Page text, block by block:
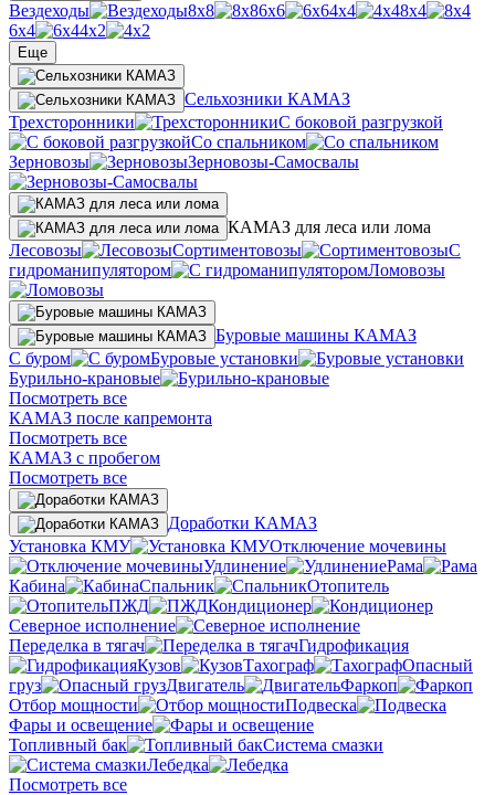
Вездеходы
8х8 6х6 4х4
8х4
6х4
4х2
Еще
Сельхозники КАМАЗ
Трехсторонники
С боковой разгрузкой
Со спальником
Зерновозы
Зерновозы-Самосвалы
КАМАЗ для леса или лома
Лесовозы
Сортиментовозы
С
гидроманипулятором
Ломовозы
Буровые машины КАМАЗ
С буром
Буровые установки
Бурильно-крановые
Посмотреть все
КАМАЗ после капремонта
Посмотреть все
КАМАЗ с пробегом
Посмотреть все
Доработки КАМАЗ
Установка КМУ
Отключение мочевины
Удлинение
Рама
Кабина
Спальник
Отопитель
ПЖД
Кондиционер
Северное исполнение
Переделка в тягач
Гидрофикация
Кузов
Тахограф
Опасный
груз
Двигатель
Фаркоп
Отбор мощности
Подвеска
Фары и освещение
Топливный бак
Система смазки
Лебедка
Посмотреть все